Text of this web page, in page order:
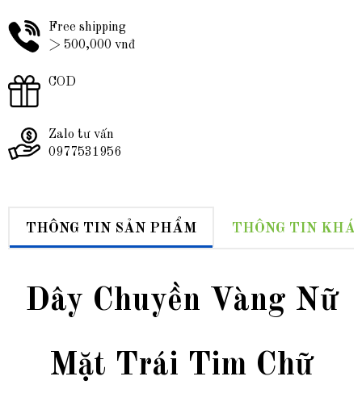
Free shipping
> 500,000 vnđ
COD
Zalo tư vấn
0977531956
THÔNG TIN SẢN PHẨM THÔNG TIN
Dây Chuyền Vàng Nữ
Mặt Trái Tim Chữ